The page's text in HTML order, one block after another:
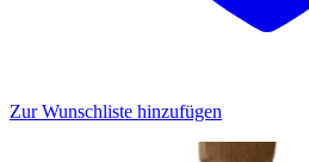
Zur Wunschliste hinzufügen